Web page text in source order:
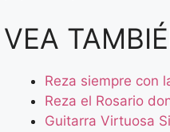
VEA
Reza siempre con
Reza el Rosario
Guitarra Virtuosa